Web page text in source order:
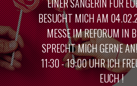
EINER SÄNGERIN FÜR
BESUCHT MICH AM
MESSE IM REFORUM IN
SPRECHT MICH GERNE
11:30 - 19:00 UHR ICH
EUCH !